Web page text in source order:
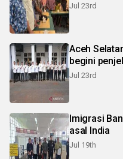
Jul 23rd
Aceh
begini
Jul 23rd
Imigrasi
asal India
Jul 19th